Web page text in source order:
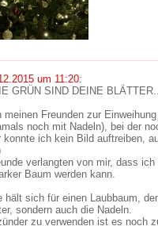
um 11:20:
GRÜN SIND DEINE
meinen Freunden zur
noch mit Nadeln), bei der
konnte ich kein Bild auftreiben,
verlangten von mir, dass
Baum werden kann.
hält sich für einen Laubbaum,
sondern auch die Nadeln.
zu verwenden ist es noch